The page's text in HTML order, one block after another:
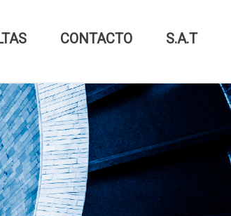
CONTACTO S.A.T